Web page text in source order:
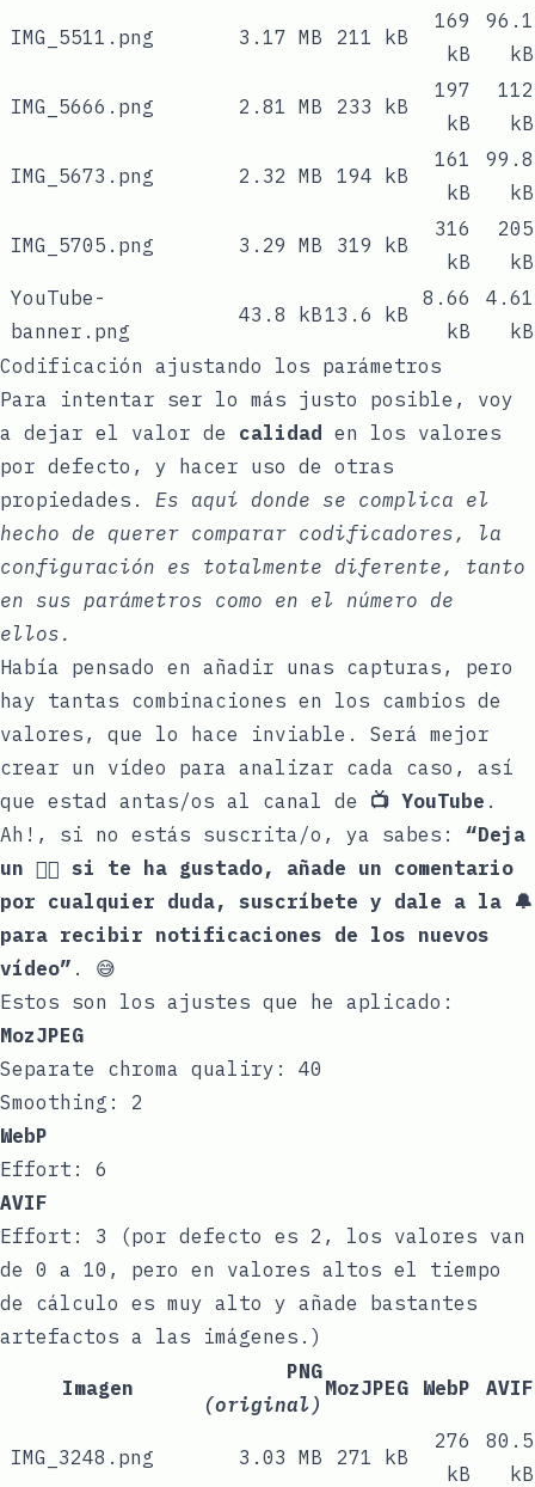
IMG_5511.png 3.17 MB 211 kB
169
kB
96.1
kB
IMG_5666.png 2.81 MB 233 kB
197
kB
112
kB
IMG_5673.png 2.32 MB 194 kB
161
kB
99.8
kB
IMG_5705.png 3.29 MB 319 kB
316
kB
205
kB
YouTube-
banner.png
43.8 kB13.6 kB
8.66
kB
4.61
kB
Codificación ajustando los parámetros
Para intentar ser lo más justo posible, voy
a dejar el valor de calidad en los valores
por defecto, y hacer uso de otras
propiedades. Es aquí donde se complica el
hecho de querer comparar codificadores, la
configuración es totalmente diferente, tanto
en sus parámetros como en el número de
ellos.
Había pensado en añadir unas capturas, pero
hay tantas combinaciones en los cambios de
valores, que lo hace inviable. Será mejor
crear un vídeo para analizar cada caso, así
que estad antas/os al canal de 📺 YouTube .
Ah!, si no estás suscrita/o, ya sabes: “Deja
un 👍🏼 si te ha gustado, añade un comentario
por cualquier duda, suscríbete y dale a la 🔔
para recibir notificaciones de los nuevos
vídeo” . 😅
Estos son los ajustes que he aplicado:
MozJPEG
Separate chroma qualiry: 40
Smoothing: 2
WebP
Effort: 6
AVIF
Effort: 3 (por defecto es 2, los valores van
de 0 a 10, pero en valores altos el tiempo
de cálculo es muy alto y añade bastantes
artefactos a las imágenes.)
Imagen
PNG
(original)
MozJPEG WebP AVIF
IMG_3248.png 3.03 MB 271 kB
276
kB
80.5
kB